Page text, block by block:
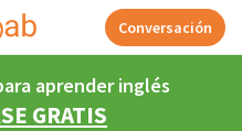
Conversación
aprender inglés
GRATIS